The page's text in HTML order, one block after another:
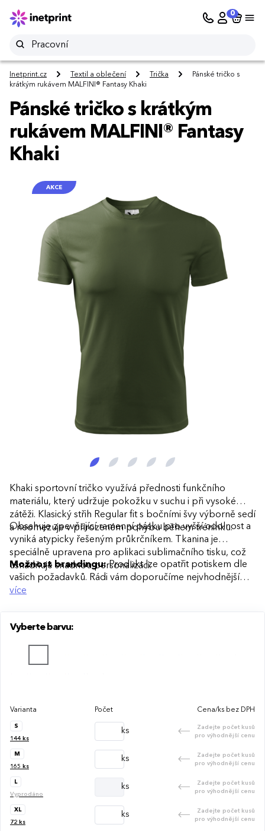
0
Inetprint.cz Textil a oblečení Trička
Pánské tričko s
krátkým rukávem MALFINI® Fantasy Khaki
Pánské tričko s krátkým
rukávem MALFINI® Fantasy
Khaki
AKCE
Khaki sportovní tričko využívá přednosti funkčního
materiálu, který udržuje pokožku v suchu i při vysoké
zátěži. Klasický střih Regular fit s bočními švy výborně sedí
a neomezuje v přirozeném pohybu během tréninku.
Obsahuje zpevňující ramenní pásku pro vyšší odolnost a
vyniká atypicky řešeným průkrčníkem. Tkanina je
speciálně upravena pro aplikaci sublimačního tisku, což
usnadňuje snadnou personalizaci.
Možnost brandingu:Produkt lze opatřit potiskem dle
vašich požadavků. Rádi vám doporučíme nejvhodnější
technologii potisku s ohledem na design i váš rozpočet.
více
Vyberte barvu:
Varianta Počet Cena/ks bez DPH
S
144ks
ks
Zadejte počet kusů
pro výhodnější cenu
M
165 ks
ks
Zadejte počet kusů
pro výhodnější cenu
L
Vyprodáno
ks
Zadejte počet kusů
pro výhodnější cenu
XL
72 ks
ks
Zadejte počet kusů
pro výhodnější cenu